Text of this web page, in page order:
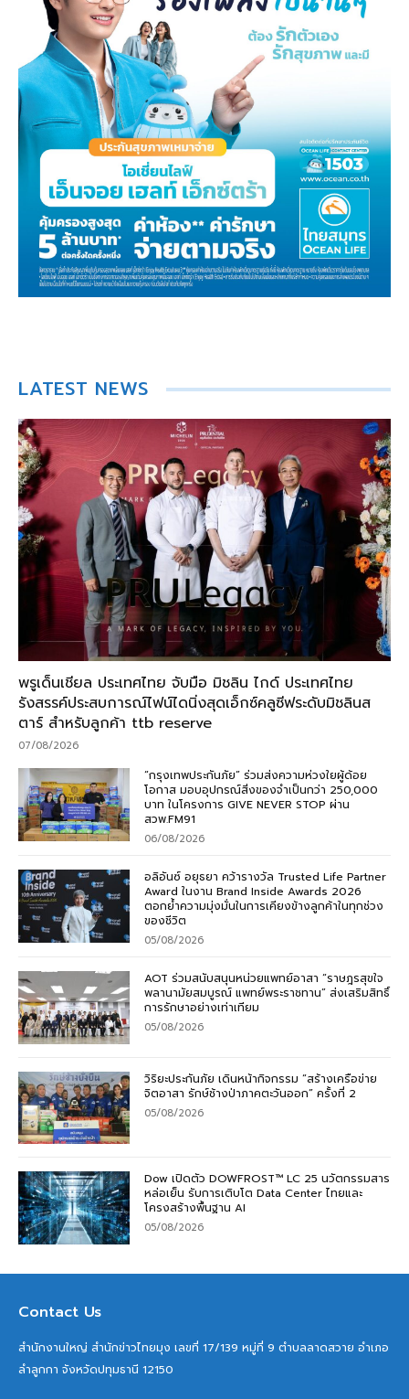
LATEST NEWS
พรูเด็นเชียล ประเทศไทย จับมือ มิชลิน ไกด์ ประเทศไทย
รังสรรค์ประสบการณ์ไฟน์ไดนิ่งสุดเอ็กซ์คลูซีฟระดับมิชลินส
ตาร์ สำหรับลูกค้า ttb reserve
07/08/2026
“กรุงเทพประกันภัย” ร่วมส่งความห่วงใยผู้ด้อย
โอกาส มอบอุปกรณ์สิ่งของจำเป็นกว่า 250,000
บาท ในโครงการ GIVE NEVER STOP ผ่าน
สวพ.FM91
06/08/2026
อลิอันซ์ อยุธยา คว้ารางวัล Trusted Life Partner
Award ในงาน Brand Inside Awards 2026
ตอกย้ำความมุ่งมั่นในการเคียงข้างลูกค้าในทุกช่วง
ของชีวิต
05/08/2026
AOT ร่วมสนับสนุนหน่วยแพทย์อาสา “ราษฎรสุขใจ
พลานามัยสมบูรณ์ แพทย์พระราชทาน” ส่งเสริมสิทธิ์
การรักษาอย่างเท่าเทียม
05/08/2026
วิริยะประกันภัย เดินหน้ากิจกรรม “สร้างเครือข่าย
จิตอาสา รักษ์ช้างป่าภาคตะวันออก” ครั้งที่ 2
05/08/2026
Dow เปิดตัว DOWFROST™ LC 25 นวัตกรรมสาร
หล่อเย็น รับการเติบโต Data Center ไทยและ
โครงสร้างพื้นฐาน AI
05/08/2026
Contact Us
สำนักงานใหญ่ สำนักข่าวไทยมุง เลขที่ 17/139 หมู่ที่ 9 ตำบลลาดสวาย อำเภอ
ลำลูกกา จังหวัดปทุมธานี 12150